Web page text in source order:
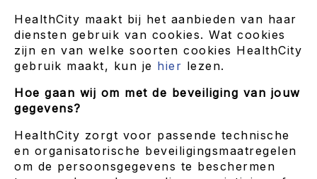
HealthCity maakt bij het aanbieden van haar
diensten gebruik van cookies. Wat cookies
zijn en van welke soorten cookies HealthCity
gebruik maakt, kun je hier lezen.
Hoe gaan wij om met de beveiliging van jouw
gegevens?
HealthCity zorgt voor passende technische
en organisatorische beveiligingsmaatregelen
om de persoonsgegevens te beschermen